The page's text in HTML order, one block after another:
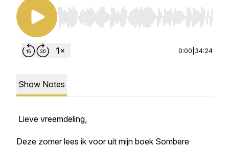
Use Left/Right to seek, Home/End to jump to
0:00 34:24
Show Notes
Lieve vreemdeling,
Deze zomer lees ik voor uit mijn boek Sombere